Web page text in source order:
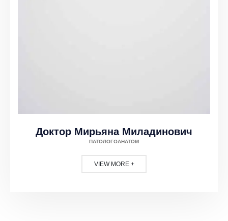
ПАТОЛОГОАНАТОМ
Доктор Мирьяна Миладинович
VIEW MORE